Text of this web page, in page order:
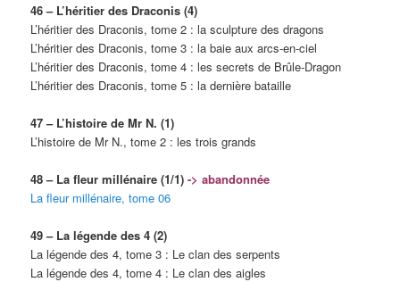
46 – L’héritier des Draconis (4)
L’héritier des Draconis, tome 2 : la sculpture des dragons
L’héritier des Draconis, tome 3 : la baie aux arcs-en-ciel
L’héritier des Draconis, tome 4 : les secrets de Brûle-Dragon
L’héritier des Draconis, tome 5 : la dernière bataille
47 – L’histoire de Mr N. (1)
L’histoire de Mr N., tome 2 : les trois grands
48 – La fleur millénaire (1/1)-> abandonnée
La fleur millénaire, tome 06
49 – La légende des 4 (2)
La légende des 4, tome 3 : Le clan des serpents
La légende des 4, tome 4 : Le clan des aigles